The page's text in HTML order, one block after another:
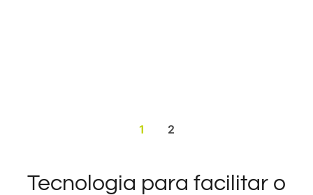
1 2
Tecnologia para facilitar o